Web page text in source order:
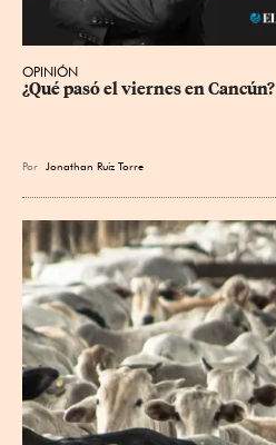
OPINIÓN
¿Qué pasó el viernes en Cancún?
Por Jonathan Ruiz Torre